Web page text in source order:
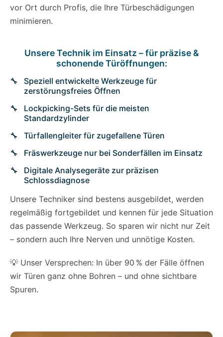
vor Ort durch Profis, die Ihre Türbeschädigungen
minimieren.
Unsere Technik im Einsatz – für präzise &
schonende Türöffnungen:
Speziell entwickelte Werkzeuge für
zerstörungsfreies Öffnen
Lockpicking-Sets für die meisten
Standardzylinder
Türfallengleiter für zugefallene Türen
Fräswerkzeuge nur bei Sonderfällen im Einsatz
Digitale Analysegeräte zur präzisen
Schlossdiagnose
Unsere Techniker sind bestens ausgebildet, werden
regelmäßig fortgebildet und kennen für jede Situation
das passende Werkzeug. So sparen wir nicht nur Zeit
– sondern auch Ihre Nerven und unnötige Kosten.
💡 Unser Versprechen: In über 90 % der Fälle öffnen
wir Türen ganz ohne Bohren – und ohne sichtbare
Spuren.